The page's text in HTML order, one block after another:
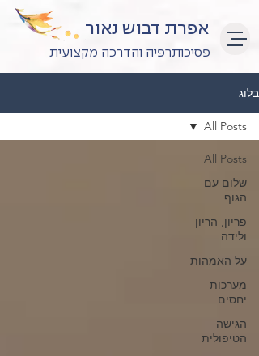
אפרת דבוש נאור
פסיכותרפיה והדרכה מקצועית
בלוג
All Posts
שלום עם
הגוף
פריון, הריון
ולידה
על האמהות
מערכות
יחסים
הגישה
הטיפולית
All Posts